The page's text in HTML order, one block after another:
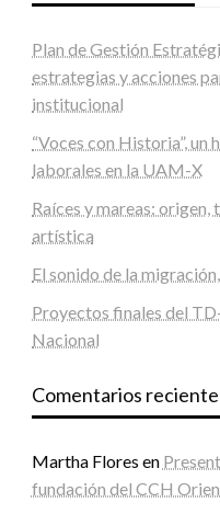
Plan de Gestión
estrategias y acciones
institucional
“Voces con Historia”, un
laborales en la UAM-X
Raíces y mareas:
artística
El sonido de la
Proyectos finales del
Nacional
Comentarios
Martha Flores en
fundación del CCH